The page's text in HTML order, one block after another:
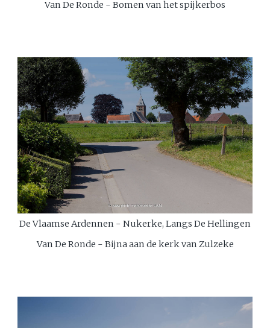
Van De Ronde - Bomen van het spijkerbos
De Vlaamse Ardennen - Nukerke, Langs De Hellingen
Van De Ronde - Bijna aan de kerk van Zulzeke